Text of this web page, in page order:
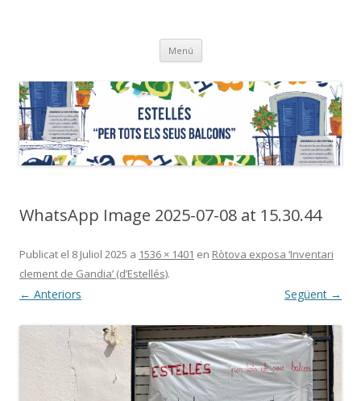
Menú Vés
contingut
WhatsApp Image 2025-07-08 at 15.30.44
Publicat el 8 Juliol 2025 a 1536 × 1401 en Ròtova exposa ‘Inventari
clement de Gandia’ (d’Estellés).
← Anteriors Següent →